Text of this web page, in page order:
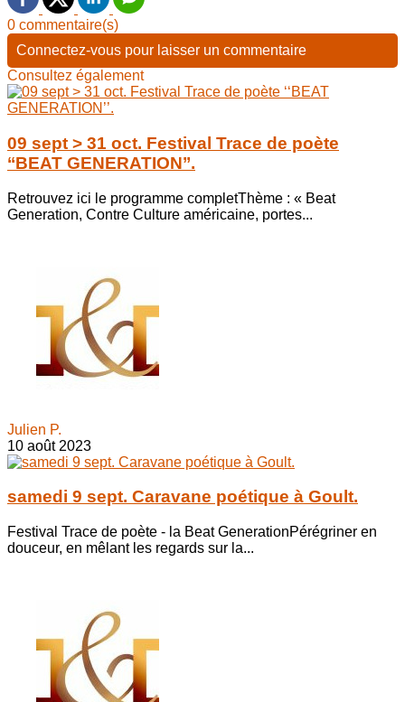
0 commentaire(s)
Connectez-vous pour laisser un commentaire
Consultez également
09 sept > 31 oct. Festival Trace de poète
‘‘BEAT GENERATION’’.
Retrouvez ici le programme completThème : « Beat
Generation, Contre Culture américaine, portes...
Julien P.
10 août 2023
samedi 9 sept. Caravane poétique à Goult.
Festival Trace de poète - la Beat GenerationPérégriner en
douceur, en mêlant les regards sur la...